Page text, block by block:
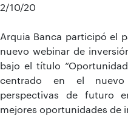
2/10/20
Arquia Banca participó el
nuevo webinar de
bajo el título
centrado en el nuevo
perspectivas de futuro
mejores oportunidades de